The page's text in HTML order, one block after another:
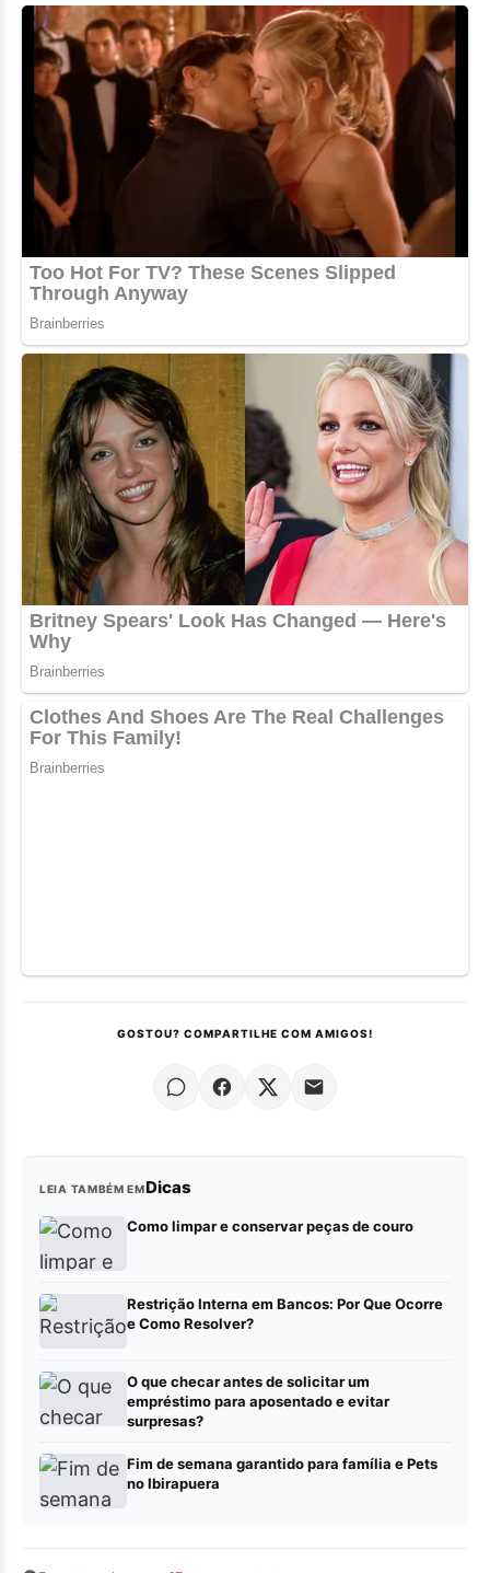
GOSTOU? COMPARTILHE COM AMIGOS!
LEIA TAMBÉM EMDicas
Como limpar e conservar peças de couro
Restrição Interna em Bancos: Por Que Ocorre
e Como Resolver?
O que checar antes de solicitar um
empréstimo para aposentado e evitar
surpresas?
Fim de semana garantido para família e Pets
no Ibirapuera